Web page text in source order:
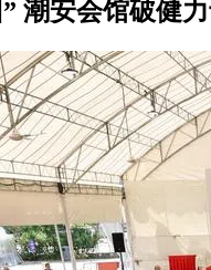
潮安会馆破健